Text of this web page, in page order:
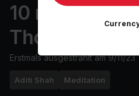
10 min
Thought
Erstmals ausgestrahlt am9/11/23
Aditi Shah Meditation